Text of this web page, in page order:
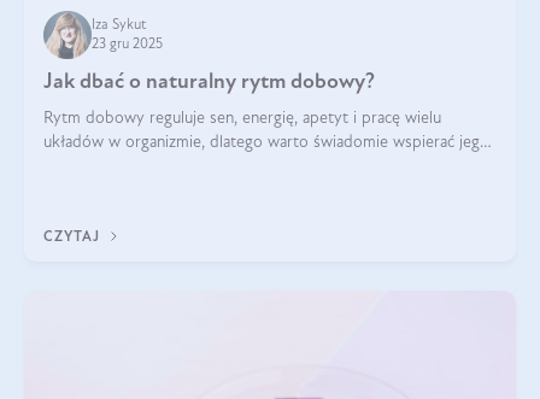
Iza Sykut
23 gru 2025
Jak dbać o naturalny rytm dobowy?
Rytm dobowy reguluje sen, energię, apetyt i pracę wielu
układów w organizmie, dlatego warto świadomie wspierać jego
CZYTAJ